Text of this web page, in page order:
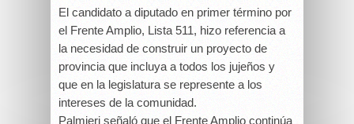
El candidato a diputado en primer término por
el Frente Amplio, Lista 511, hizo referencia a
la necesidad de construir un proyecto de
provincia que incluya a todos los jujeños y
que en la legislatura se represente a los
intereses de la comunidad.
Palmieri señaló que el Frente Amplio continúa